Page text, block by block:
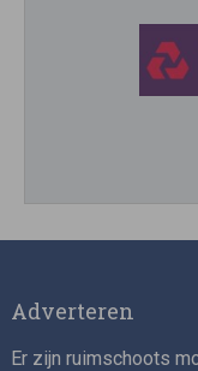
Director,
Adverteren
Er zijn ruimschoots